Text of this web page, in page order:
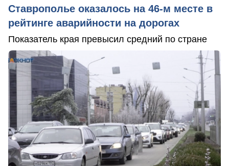
Ставрополье оказалось на 46-м месте в
рейтинге аварийности на дорогах
Показатель края превысил средний по стране